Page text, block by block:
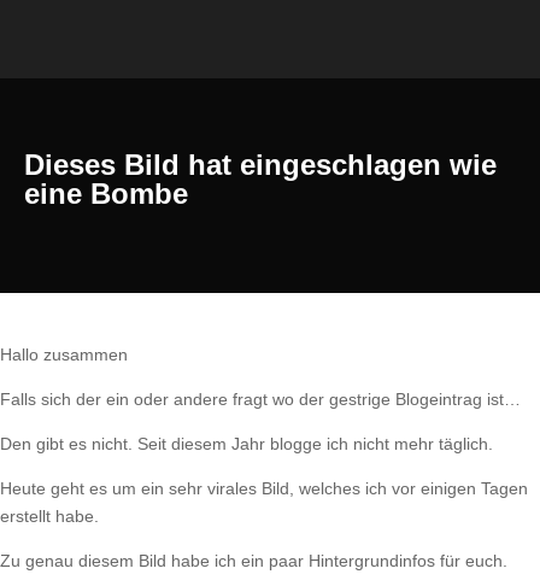
Dieses Bild hat eingeschlagen wie
eine Bombe
Hallo zusammen
Falls sich der ein oder andere fragt wo der gestrige Blogeintrag ist…
Den gibt es nicht. Seit diesem Jahr blogge ich nicht mehr täglich.
Heute geht es um ein sehr virales Bild, welches ich vor einigen Tagen
erstellt habe.
Zu genau diesem Bild habe ich ein paar Hintergrundinfos für euch.